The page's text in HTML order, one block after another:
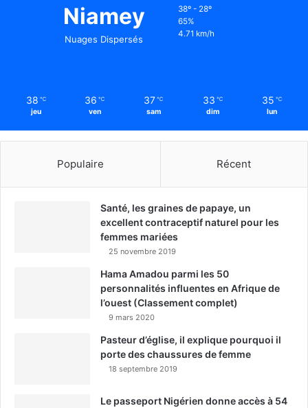
Niamey
Nuages Dispersés
38º - 28º
65%
4.71 km/h
38 ℃
jeu
36 ℃
ven
37 ℃
sam
33 ℃
dim
35 ℃
lun
Populaire Récent
Santé, les graines de papaye, un
excellent contraceptif naturel pour les
femmes mariées
25 novembre 2019
Hama Amadou parmi les 50
personnalités influentes en Afrique de
l’ouest (Classement complet)
9 mars 2020
Pasteur d’église, il explique pourquoi il
porte des chaussures de femme
18 septembre 2019
Le passeport Nigérien donne accès à 54